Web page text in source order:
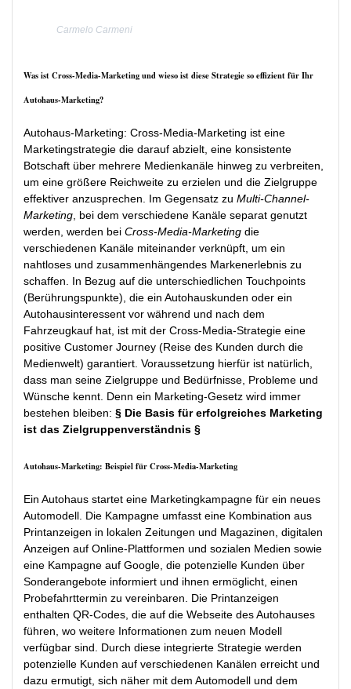
Carmelo Carmeni
Was ist Cross-Media-Marketing und wieso ist diese Strategie so effizient für Ihr
Autohaus-Marketing?
Autohaus-Marketing: Cross-Media-Marketing ist eine
Marketingstrategie die darauf abzielt, eine konsistente
Botschaft über mehrere Medienkanäle hinweg zu verbreiten,
um eine größere Reichweite zu erzielen und die Zielgruppe
effektiver anzusprechen. Im Gegensatz zu Multi-Channel-
Marketing , bei dem verschiedene Kanäle separat genutzt
werden, werden bei Cross-Media-Marketing die
verschiedenen Kanäle miteinander verknüpft, um ein
nahtloses und zusammenhängendes Markenerlebnis zu
schaffen. In Bezug auf die unterschiedlichen Touchpoints
(Berührungspunkte), die ein Autohauskunden oder ein
Autohausinteressent vor während und nach dem
Fahrzeugkauf hat, ist mit der Cross-Media-Strategie eine
positive Customer Journey (Reise des Kunden durch die
Medienwelt) garantiert. Voraussetzung hierfür ist natürlich,
dass man seine Zielgruppe und Bedürfnisse, Probleme und
Wünsche kennt. Denn ein Marketing-Gesetz wird immer
bestehen bleiben: § Die Basis für erfolgreiches Marketing
ist das Zielgruppenverständnis §
Autohaus-Marketing: Beispiel für Cross-Media-Marketing
Ein Autohaus startet eine Marketingkampagne für ein neues
Automodell. Die Kampagne umfasst eine Kombination aus
Printanzeigen in lokalen Zeitungen und Magazinen, digitalen
Anzeigen auf Online-Plattformen und sozialen Medien sowie
eine Kampagne auf Google, die potenzielle Kunden über
Sonderangebote informiert und ihnen ermöglicht, einen
Probefahrttermin zu vereinbaren. Die Printanzeigen
enthalten QR-Codes, die auf die Webseite des Autohauses
führen, wo weitere Informationen zum neuen Modell
verfügbar sind. Durch diese integrierte Strategie werden
potenzielle Kunden auf verschiedenen Kanälen erreicht und
dazu ermutigt, sich näher mit dem Automodell und dem